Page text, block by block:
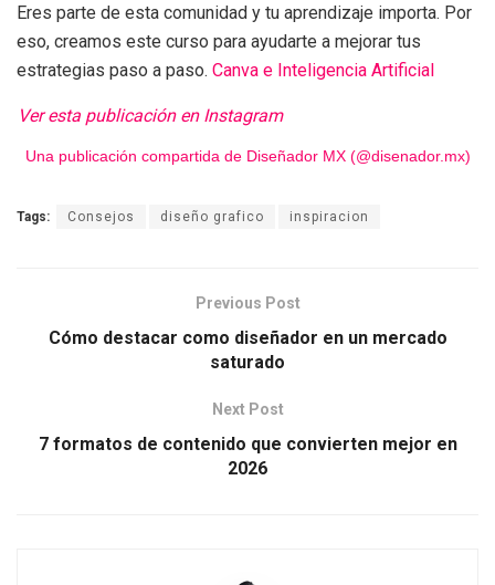
Eres parte de esta comunidad y tu aprendizaje importa. Por
eso, creamos este curso para ayudarte a mejorar tus
estrategias paso a paso. Canva e Inteligencia Artificial
Ver esta publicación en Instagram
Una publicación compartida de Diseñador MX (@disenador.mx)
Tags: Consejos diseño grafico inspiracion
Previous Post
Cómo destacar como diseñador en un mercado
saturado
Next Post
7 formatos de contenido que convierten mejor en
2026